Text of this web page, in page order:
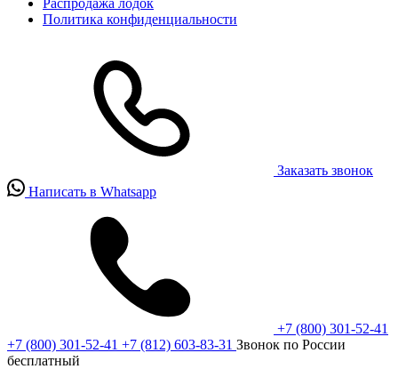
Распродажа лодок
Политика конфиденциальности
Заказать звонок
Написать в Whatsapp
+7 (800) 301-52-41
+7 (800) 301-52-41 +7 (812) 603-83-31 Звонок по России
бесплатный